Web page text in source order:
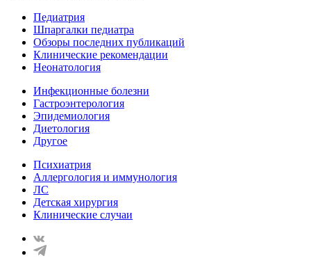
Педиатрия
Шпаргалки педиатра
Обзоры последних публикаций
Клинические рекомендации
Неонатология
Инфекционные болезни
Гастроэнтерология
Эпидемиология
Диетология
Другое
Психиатрия
Аллергология и иммунология
ЛС
Детская хирургия
Клинические случаи